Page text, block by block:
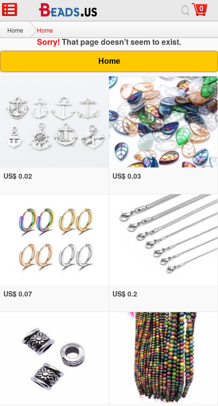
0
Home Home
Sorry!That page doesn't seem to exist.
Home
US$ 0.02 US$ 0.03
US$ 0.07 US$ 0.2